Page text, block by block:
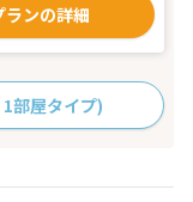
ランの詳細
部屋タイプ)